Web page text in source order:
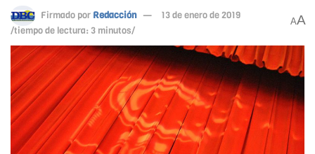
Firmado por Redacción
13 de enero de 2019
/tiempo de lectura: 3 minutos/
AA